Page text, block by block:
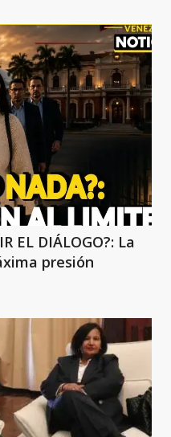
EL DIÁLOGO?: La
presión